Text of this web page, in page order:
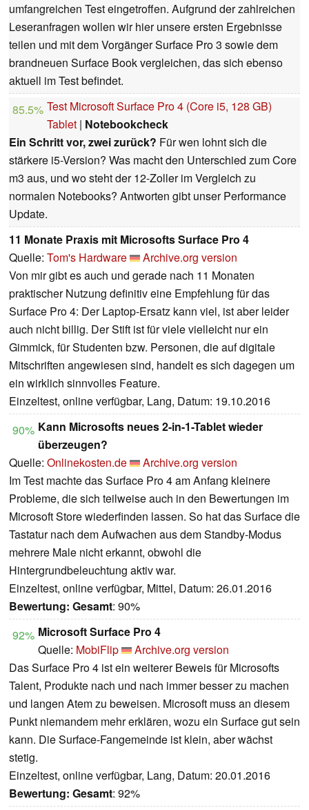
umfangreichen Test eingetroffen. Aufgrund der zahlreichen
Leseranfragen wollen wir hier unsere ersten Ergebnisse
teilen und mit dem Vorgänger Surface Pro 3 sowie dem
brandneuen Surface Book vergleichen, das sich ebenso
aktuell im Test befindet.
85.5% Test Microsoft Surface Pro 4 (Core i5, 128 GB)
Tablet | Notebookcheck
Ein Schritt vor, zwei zurück? Für wen lohnt sich die
stärkere i5-Version? Was macht den Unterschied zum Core
m3 aus, und wo steht der 12-Zoller im Vergleich zu
normalen Notebooks? Antworten gibt unser Performance
Update.
11 Monate Praxis mit Microsofts Surface Pro 4
Quelle: Tom's Hardware
Archive.org version
Von mir gibt es auch und gerade nach 11 Monaten
praktischer Nutzung definitiv eine Empfehlung für das
Surface Pro 4: Der Laptop-Ersatz kann viel, ist aber leider
auch nicht billig. Der Stift ist für viele vielleicht nur ein
Gimmick, für Studenten bzw. Personen, die auf digitale
Mitschriften angewiesen sind, handelt es sich dagegen um
ein wirklich sinnvolles Feature.
Einzeltest, online verfügbar, Lang, Datum: 19.10.2016
90% Kann Microsofts neues 2-in-1-Tablet wieder
überzeugen?
Quelle: Onlinekosten.de
Archive.org version
Im Test machte das Surface Pro 4 am Anfang kleinere
Probleme, die sich teilweise auch in den Bewertungen im
Microsoft Store wiederfinden lassen. So hat das Surface die
Tastatur nach dem Aufwachen aus dem Standby-Modus
mehrere Male nicht erkannt, obwohl die
Hintergrundbeleuchtung aktiv war.
Einzeltest, online verfügbar, Mittel, Datum: 26.01.2016
Bewertung: Gesamt: 90%
92% Microsoft Surface Pro 4
Quelle: MobiFlip
Archive.org version
Das Surface Pro 4 ist ein weiterer Beweis für Microsofts
Talent, Produkte nach und nach immer besser zu machen
und langen Atem zu beweisen. Microsoft muss an diesem
Punkt niemandem mehr erklären, wozu ein Surface gut sein
kann. Die Surface-Fangemeinde ist klein, aber wächst
stetig.
Einzeltest, online verfügbar, Lang, Datum: 20.01.2016
Bewertung: Gesamt: 92%